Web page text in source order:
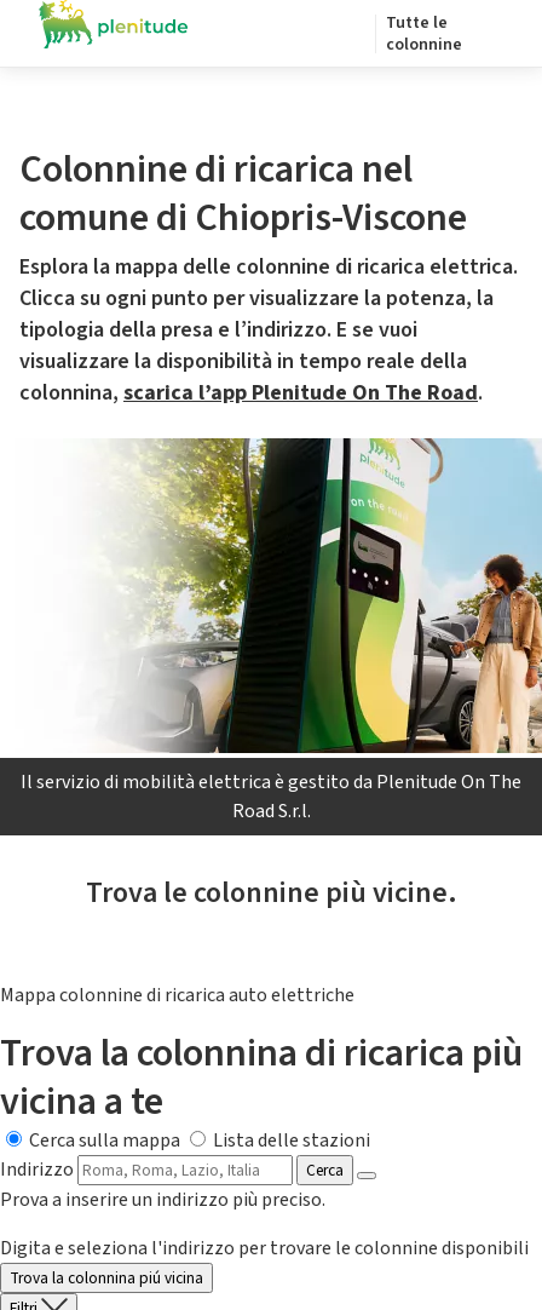
Tutte le
colonnine
Colonnine di ricarica nel
comune di Chiopris-Viscone
Esplora la mappa delle colonnine di ricarica elettrica.
Clicca su ogni punto per visualizzare la potenza, la
tipologia della presa e l’indirizzo. E se vuoi
visualizzare la disponibilità in tempo reale della
colonnina, scarica l’app Plenitude On The Road.
Il servizio di mobilità elettrica è gestito da Plenitude On The
Road S.r.l.
Trova le colonnine più vicine.
Mappa colonnine di ricarica auto elettriche
Trova la colonnina di ricarica più
vicina a te
Cerca sulla mappa
Lista delle stazioni
Indirizzo
Cerca
Prova a inserire un indirizzo più preciso.
Digita e seleziona l'indirizzo per trovare le colonnine disponibili
Trova la colonnina piú vicina